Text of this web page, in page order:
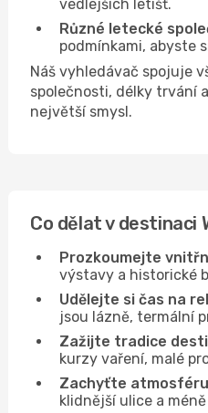
vedlejších letišť.
Různé letecké
podmínkami, abyste
Náš vyhledávač spojuje
společnosti, délky trvání
největší smysl.
Co dělat v destinaci
Prozkoumejte
výstavy a historické
Udělejte si čas na
jsou lázně, termální
Zažijte tradice
kurzy vaření, malé
Zachyťte
klidnější ulice a